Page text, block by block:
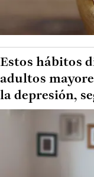
Estos hábitos
adultos
la depresión,